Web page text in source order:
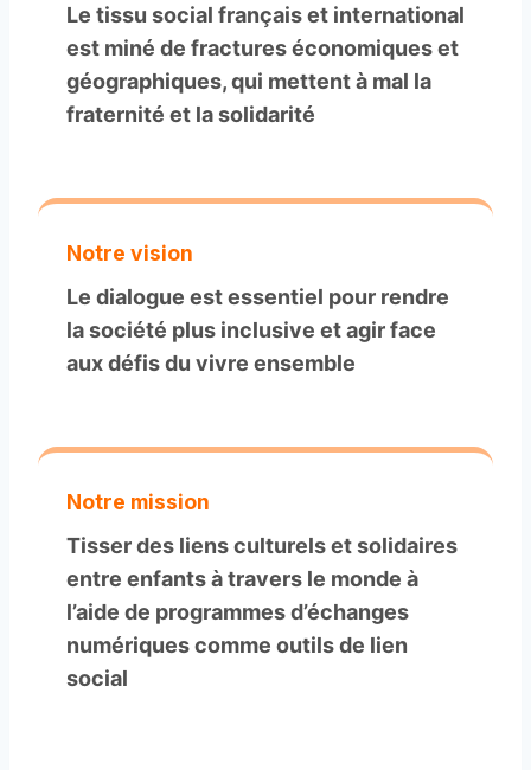
Le tissu social français et international
est miné de fractures économiques et
géographiques, qui mettent à mal la
fraternité et la solidarité
Notre vision
Le dialogue est essentiel pour rendre
la société plus inclusive et agir face
aux défis du vivre ensemble
Notre mission
Tisser des liens culturels et solidaires
entre enfants à travers le monde à
l’aide de programmes d’échanges
numériques comme outils de lien
social